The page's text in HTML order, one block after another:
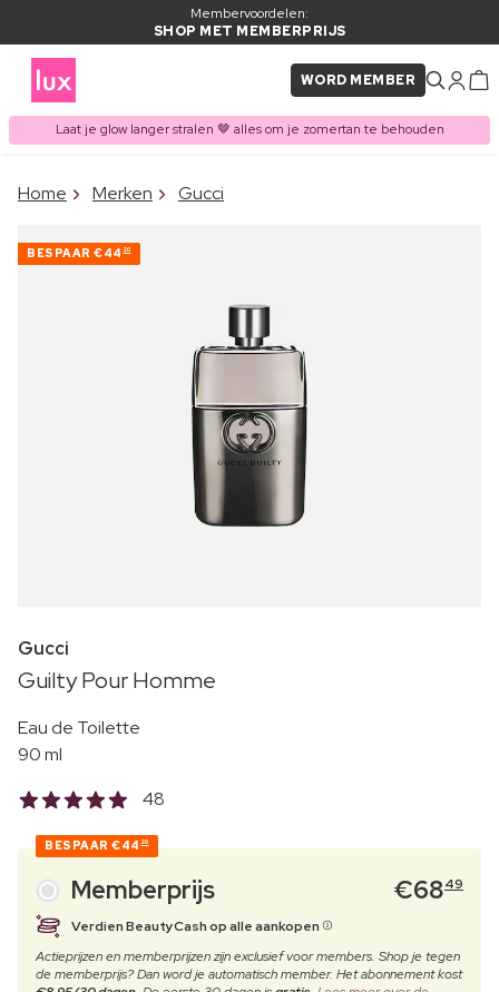
Membervoordelen:
SHOP MET MEMBERPRIJS
WORD MEMBER
Laat je glow langer stralen 🤎 alles om je zomertan te behouden
ITEM TOEGEVOEGD AAN
Home Merken Gucci
BESPAAR €44 20
Gucci
Guilty Pour Homme
Eau de Toilette
90 ml
48
BESPAAR €44 20
Memberprijs €6849
Verdien BeautyCash op alle aankopen
Actieprijzen en memberprijzen zijn exclusief voor members. Shop je tegen
de memberprijs? Dan word je automatisch member. Het abonnement kost